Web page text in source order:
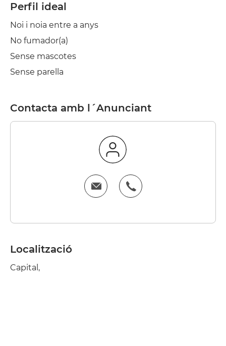
Perfil ideal
Noi i noia entre a anys
No fumador(a)
Sense mascotes
Sense parella
Contacta amb l´Anunciant
Localització
Capital,